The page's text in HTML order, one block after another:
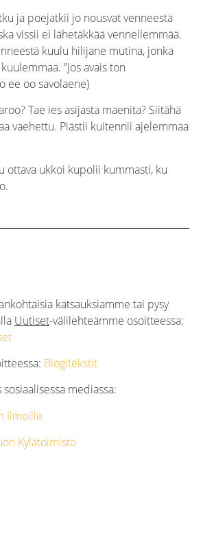
ja poejatkii jo nousvat venneestä
vissii ei lähetäkkää venneilemmää.
kuulu hilijane mutina, jonka
”Jos avais ton
ee oo savolaene)
Tae ies asijasta maenita? Siitähä
vaehettu. Piästii kuitennii ajelemmaa
ottava ukkoi kupolii kummasti, ku
katsauksiamme tai pysy
Uutiset-välilehteämme osoitteessa:
Blogitekstit
sosiaalisessa mediassa:
Ilmoille
Kylätoimisto